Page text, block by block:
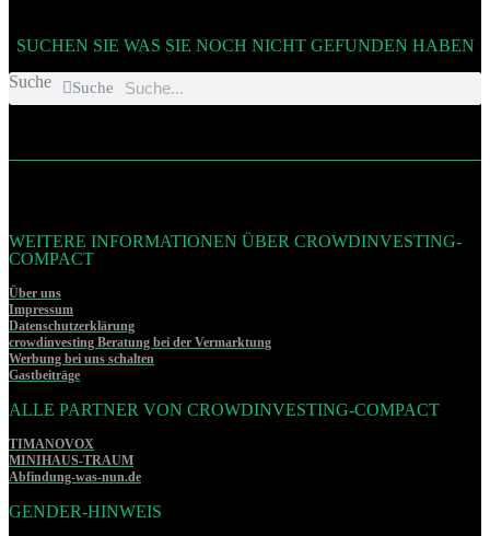
SUCHEN SIE WAS SIE NOCH NICHT GEFUNDEN HABEN
Suche
Suche
WEITERE INFORMATIONEN ÜBER CROWDINVESTING-
COMPACT
Über uns
Impressum
Datenschutzerklärung
crowdinvesting Beratung bei der Vermarktung
Werbung bei uns schalten
Gastbeiträge
ALLE PARTNER VON CROWDINVESTING-COMPACT
TIMANOVOX
MINIHAUS-TRAUM
Abfindung-was-nun.de
GENDER-HINWEIS